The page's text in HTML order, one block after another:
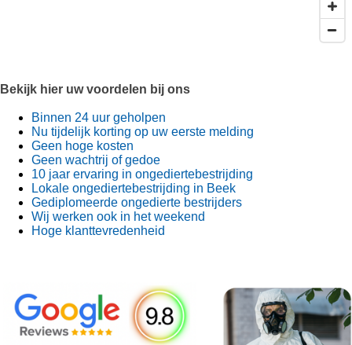
Bekijk hier uw voordelen bij ons
Binnen 24 uur geholpen
Nu tijdelijk korting op uw eerste melding
Geen hoge kosten
Geen wachtrij of gedoe
10 jaar ervaring in ongediertebestrijding
Lokale ongediertebestrijding in Beek
Gediplomeerde ongedierte bestrijders
Wij werken ook in het weekend
Hoge klanttevredenheid